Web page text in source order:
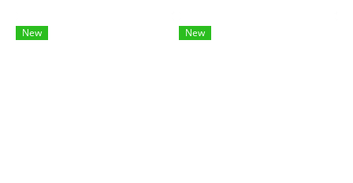
New New